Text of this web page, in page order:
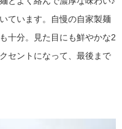
ています。自慢の自家製麺
十分。見た目にも鮮やかな2
セントになって、最後まで